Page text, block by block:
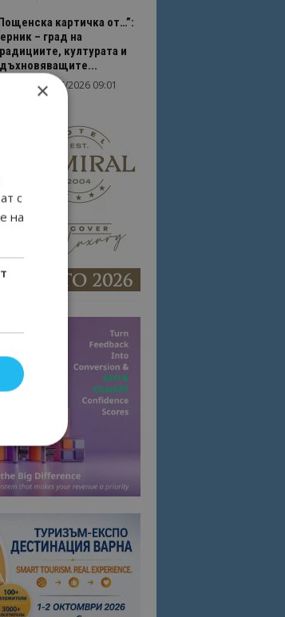
картичка от…”:
– град на
културата и
17/06/2026 09:01
×
с
на